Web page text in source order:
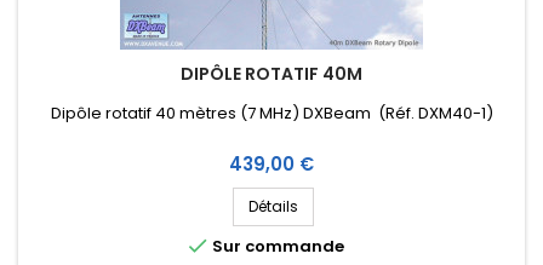
DIPÔLE ROTATIF 40M
Dipôle rotatif 40 mètres (7 MHz) DXBeam (Réf. DXM40-1)
Prix
439,00 €
Détails
 Sur commande